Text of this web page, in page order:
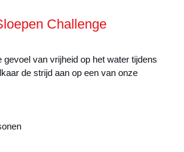
Challenge
gevoel van vrijheid op het water tijdens
de strijd aan op een van onze